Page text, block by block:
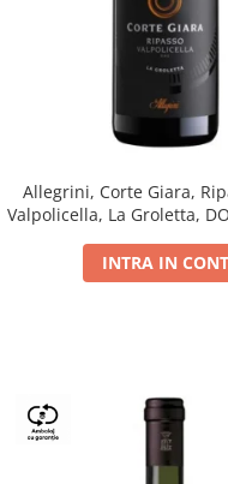
Allegrini, Corte Giara,
Valpolicella, La Groletta,
INTRA IN CONT